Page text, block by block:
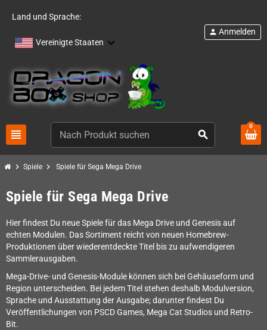
Land und Sprache:
Vereinigte Staaten
view_headline search
person Anmelden
0
chevron_right Spiele chevron_right Spiele für Sega Mega Drive
Spiele für Sega Mega Drive
Hier findest Du neue Spiele für das Mega Drive und Genesis auf
echten Modulen. Das Sortiment reicht von neuen Homebrew-
Produktionen über wiederentdeckte Titel bis zu aufwendigeren
Sammlerausgaben.
Mega-Drive- und Genesis-Module können sich bei Gehäuseform und
Region unterscheiden. Bei jedem Titel stehen deshalb Modulversion,
Sprache und Ausstattung der Ausgabe; darunter findest Du
Veröffentlichungen von PSCD Games, Mega Cat Studios und Retro-
Bit.